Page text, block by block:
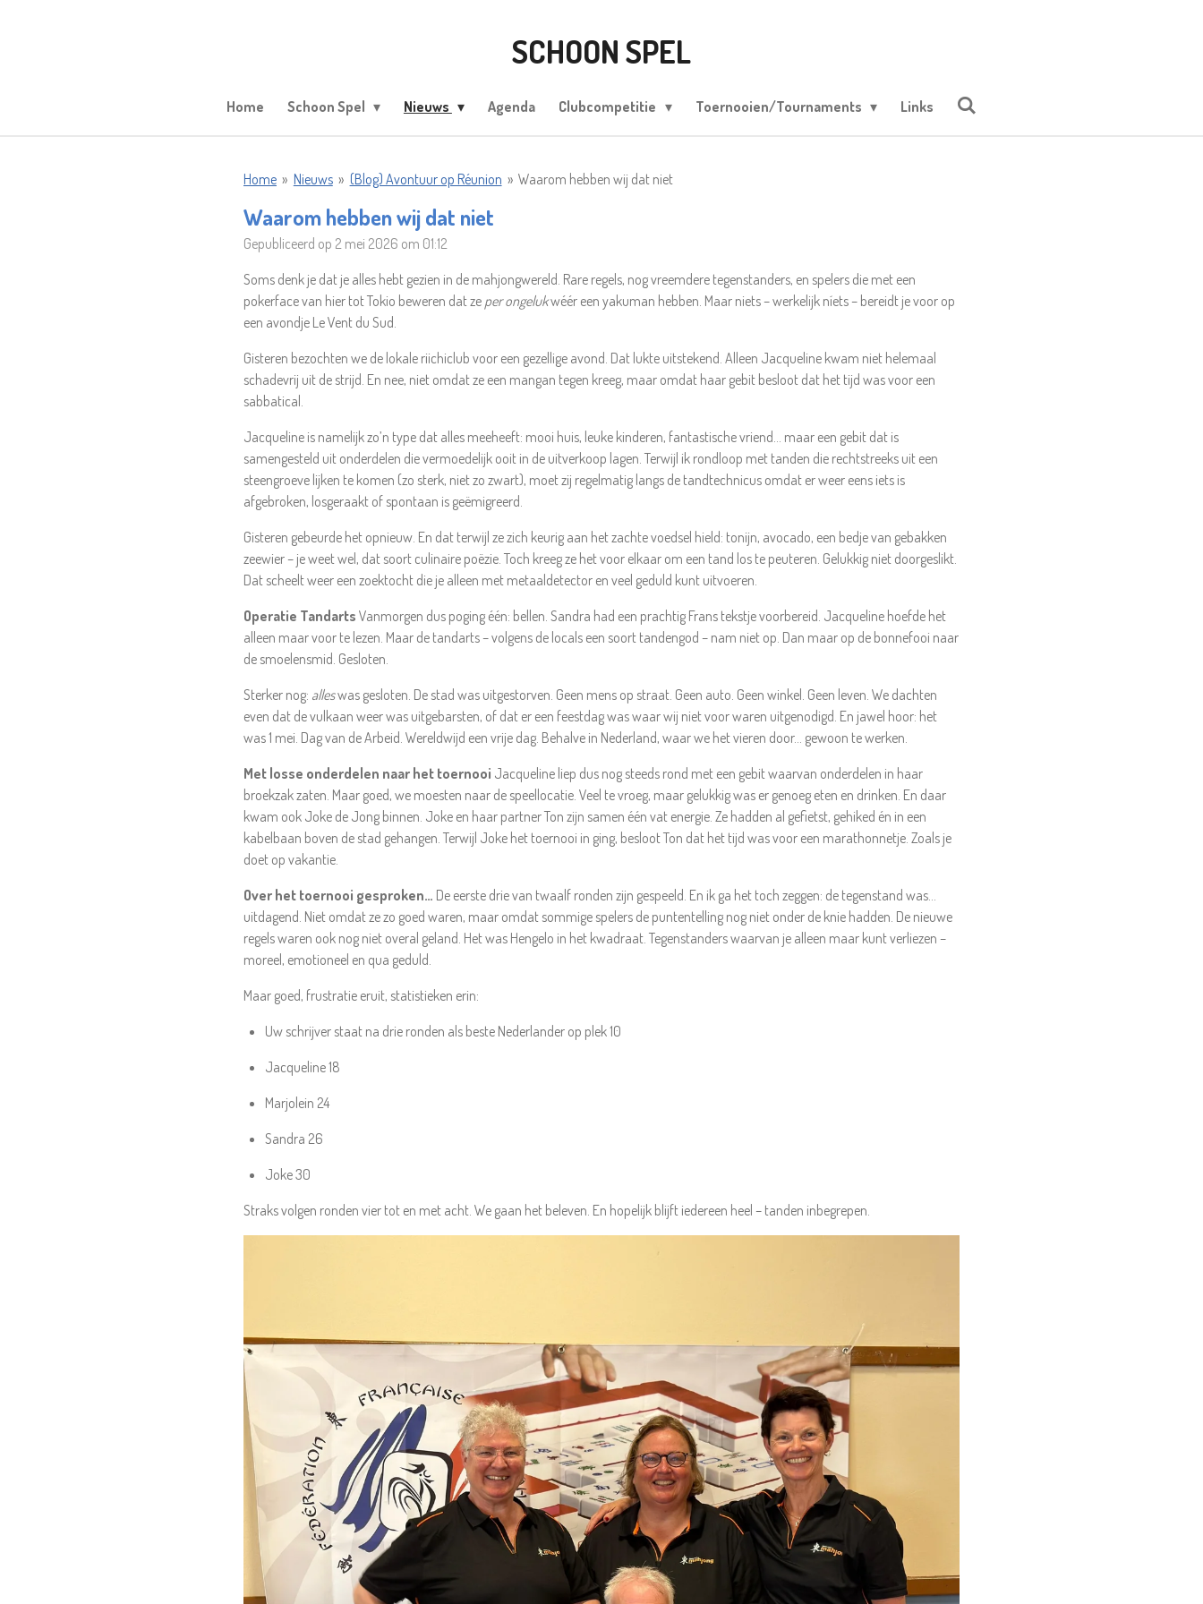
SCHOON SPEL
Home Schoon Spel Nieuws Agenda Clubcompetitie Toernooien/Tournaments Links
Home » Nieuws » (Blog) Avontuur op Réunion » Waarom hebben wij dat niet
Waarom hebben wij dat niet
Gepubliceerd op 2 mei 2026 om 01:12
Soms denk je dat je alles hebt gezien in de mahjongwereld. Rare regels, nog vreemdere tegenstanders, en spelers die met een
pokerface van hier tot Tokio beweren dat ze per ongelukwéér een yakuman hebben. Maar niets – werkelijk níets – bereidt je voor op
een avondje Le Vent du Sud.
Gisteren bezochten we de lokale riichiclub voor een gezellige avond. Dat lukte uitstekend. Alleen Jacqueline kwam niet helemaal
schadevrij uit de strijd. En nee, niet omdat ze een mangan tegen kreeg, maar omdat haar gebit besloot dat het tijd was voor een
sabbatical.
Jacqueline is namelijk zo’n type dat alles meeheeft: mooi huis, leuke kinderen, fantastische vriend… maar een gebit dat is
samengesteld uit onderdelen die vermoedelijk ooit in de uitverkoop lagen. Terwijl ik rondloop met tanden die rechtstreeks uit een
steengroeve lijken te komen (zo sterk, niet zo zwart), moet zij regelmatig langs de tandtechnicus omdat er weer eens iets is
afgebroken, losgeraakt of spontaan is geëmigreerd.
Gisteren gebeurde het opnieuw. En dat terwijl ze zich keurig aan het zachte voedsel hield: tonijn, avocado, een bedje van gebakken
zeewier – je weet wel, dat soort culinaire poëzie. Toch kreeg ze het voor elkaar om een tand los te peuteren. Gelukkig niet doorgeslikt.
Dat scheelt weer een zoektocht die je alleen met metaaldetector en veel geduld kunt uitvoeren.
Operatie Tandarts Vanmorgen dus poging één: bellen. Sandra had een prachtig Frans tekstje voorbereid. Jacqueline hoefde het
alleen maar voor te lezen. Maar de tandarts – volgens de locals een soort tandengod – nam niet op. Dan maar op de bonnefooi naar
de smoelensmid. Gesloten.
Sterker nog: alleswas gesloten. De stad was uitgestorven. Geen mens op straat. Geen auto. Geen winkel. Geen leven. We dachten
even dat de vulkaan weer was uitgebarsten, of dat er een feestdag was waar wij niet voor waren uitgenodigd. En jawel hoor: het
was 1 mei. Dag van de Arbeid. Wereldwijd een vrije dag. Behalve in Nederland, waar we het vieren door… gewoon te werken.
Met losse onderdelen naar het toernooi Jacqueline liep dus nog steeds rond met een gebit waarvan onderdelen in haar
broekzak zaten. Maar goed, we moesten naar de speellocatie. Veel te vroeg, maar gelukkig was er genoeg eten en drinken. En daar
kwam ook Joke de Jong binnen. Joke en haar partner Ton zijn samen één vat energie. Ze hadden al gefietst, gehiked én in een
kabelbaan boven de stad gehangen. Terwijl Joke het toernooi in ging, besloot Ton dat het tijd was voor een marathonnetje. Zoals je
doet op vakantie.
Over het toernooi gesproken… De eerste drie van twaalf ronden zijn gespeeld. En ik ga het toch zeggen: de tegenstand was…
uitdagend. Niet omdat ze zo goed waren, maar omdat sommige spelers de puntentelling nog niet onder de knie hadden. De nieuwe
regels waren ook nog niet overal geland. Het was Hengelo in het kwadraat. Tegenstanders waarvan je alleen maar kunt verliezen –
moreel, emotioneel en qua geduld.
Maar goed, frustratie eruit, statistieken erin:
Uw schrijver staat na drie ronden als beste Nederlander op plek 10
Jacqueline 18
Marjolein 24
Sandra 26
Joke 30
Straks volgen ronden vier tot en met acht. We gaan het beleven. En hopelijk blijft iedereen heel – tanden inbegrepen.